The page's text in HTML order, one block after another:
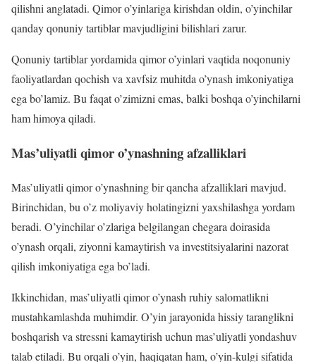
qilishni anglatadi. Qimor o’yinlariga kirishdan oldin, o’yinchilar
qanday qonuniy tartiblar mavjudligini bilishlari zarur.
Qonuniy tartiblar yordamida qimor o’yinlari vaqtida noqonuniy
faoliyatlardan qochish va xavfsiz muhitda o’ynash imkoniyatiga
ega bo’lamiz. Bu faqat o’zimizni emas, balki boshqa o’yinchilarni
ham himoya qiladi.
Mas’uliyatli qimor o’ynashning afzalliklari
Mas’uliyatli qimor o’ynashning bir qancha afzalliklari mavjud.
Birinchidan, bu o’z moliyaviy holatingizni yaxshilashga yordam
beradi. O’yinchilar o’zlariga belgilangan chegara doirasida
o’ynash orqali, ziyonni kamaytirish va investitsiyalarini nazorat
qilish imkoniyatiga ega bo’ladi.
Ikkinchidan, mas’uliyatli qimor o’ynash ruhiy salomatlikni
mustahkamlashda muhimdir. O’yin jarayonida hissiy taranglikni
boshqarish va stressni kamaytirish uchun mas’uliyatli yondashuv
talab etiladi. Bu orqali o’yin, haqiqatan ham, o’yin-kulgi sifatida